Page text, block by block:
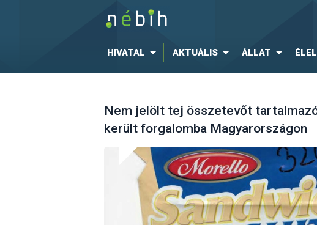
HIVATAL AKTUÁLIS ÁLLAT
Nem jelölt tej összetevőt
került forgalomba Magyarországon